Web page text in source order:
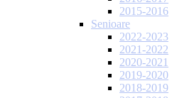
2015-2016
Senioare
2022-2023
2021-2022
2020-2021
2019-2020
2018-2019